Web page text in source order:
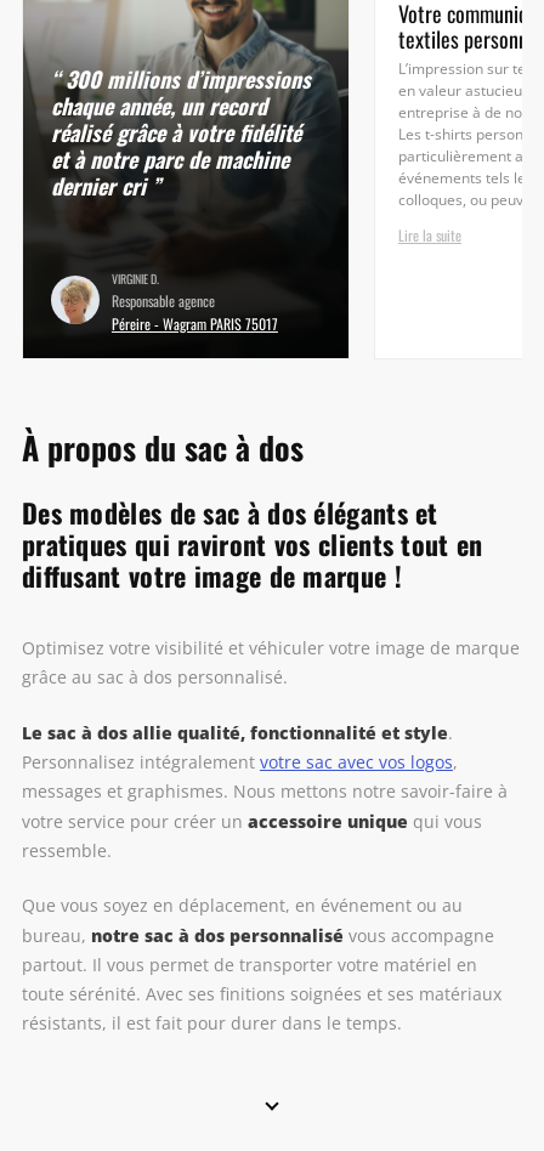
“ 300 millions d’impressions
chaque année, un record
réalisé grâce à votre fidélité
et à notre parc de machine
dernier cri ”
VIRGINIE D.
Responsable agence
Péreire - Wagram PARIS 75017
Votre
textiles
L’impression sur
en valeur
entreprise à de
Les t-shirts
particulièrement
événements tels les
colloques, ou
Lire la suite
À propos du sac à dos
Des modèles de sac à dos élégants et
pratiques qui raviront vos clients tout en
diffusant votre image de marque !
Optimisez votre visibilité et véhiculer votre image de marque
grâce au sac à dos personnalisé.
Le sac à dos allie qualité, fonctionnalité et style.
Personnalisez intégralement votre sac avec vos logos,
messages et graphismes. Nous mettons notre savoir-faire à
votre service pour créer un accessoire unique qui vous
ressemble.
Que vous soyez en déplacement, en événement ou au
bureau, notre sac à dos personnalisé vous accompagne
partout. Il vous permet de transporter votre matériel en
toute sérénité. Avec ses finitions soignées et ses matériaux
résistants, il est fait pour durer dans le temps.